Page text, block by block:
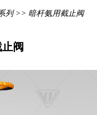
列>> 暗杆氨用截止阀
阀